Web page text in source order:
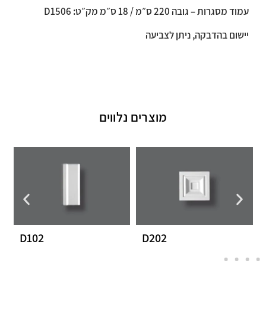
עמוד מסגרות – גובה 220 ס״מ / 18 ס״מ מק״ט: D1506
יישום בהדבקה, ניתן לצביעה
מוצרים נלווים